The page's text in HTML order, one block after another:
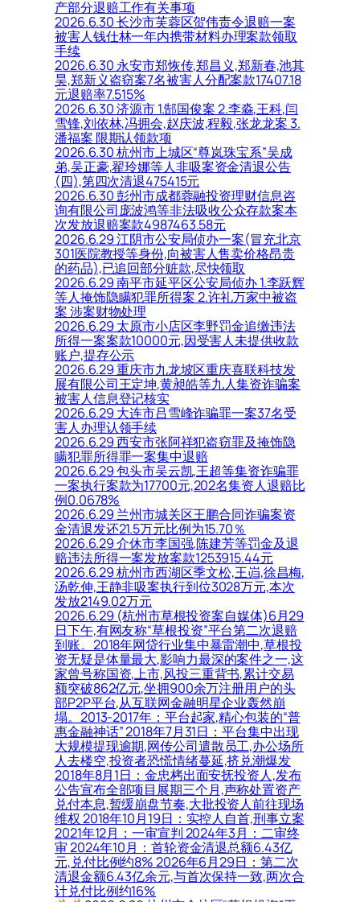
产部分退赔工作有关事项
2026.6.30 长沙市芙蓉区贺伟责令退赔一案
被害人钱仕林一年内携带材料办理案款领取
手续
2026.6.30 永安市郑恢传,郑昌义,郑新春,池其
昊,郑新义盗窃案7名被害人分配案款17407.18
元退赔率7.515%
2026.6.30 济源市 1.郜国俊案 2.李淼,王科,闫
雪锋,刘依林,冯拥会,赵庆波,程毅,张龙龙案 3.
潘福案 限期认领款项
2026.6.30 杭州市上城区“尊岚珠宝系”吴成
弟,吴正豪,翟玲娜等人非吸案资金清退公告
(四),第四次清退475415元
2026.6.30 彭州市成都蓉融投资理财信息咨
询有限公司庞波鸿等非法吸收公众存款案本
次发放退赔案款4987463.58元
2026.6.29 江阴市公安局侦办一案(冒充北京
301医院教授等身份,向被害人售卖价格昂贵
的药品),已追回部分赃款,尽快领取
2026.6.29 南平市延平区公安局侦办 1.李跃辉
等人掩饰隐瞒犯罪所得案 2.许礼万家中被盗
案 涉案财物处理
2026.6.29 太原市小店区李野罚金追缴违法
所得一案案款10000元,因受害人未提供收款
账户,提存公示
2026.6.29 重庆市九龙坡区重庆喜联科技发
展有限公司王定坤,黄昶皓等九人集资诈骗案
被害人信息登记核实
2026.6.29 大连市吕雪峰诈骗罪一案37名受
害人办理认领手续
2026.6.29 西安市张阿祥犯盗窃罪及掩饰隐
瞒犯罪所得罪一案集中退赔
2026.6.29 包头市吴云凯,王超等集资诈骗罪
一案执行案款为17700元,202名集资人退赔比
例0.0678%
2026.6.29 兰州市城关区王鹏合同诈骗案资
金清退发还21.5万元比例为15.70％
2026.6.29 介休市李国强,陈建芳等罚金及退
赔违法所得一案发放案款1253915.44元
2026.6.29 杭州市西湖区季文松,王岿,徐昌梅,
汤乾伸,王静非吸案执行到位3028万元,本次
发放2149.02万元
2026.6.29 (杭州市草根投资案自媒体)6月29
日下午,有网友称“草根投资”平台第二次退赔
到账。2018年网贷行业集中暴雷潮中,草根投
资无疑是体量最大,影响力最深的案件之一,这
家曾号称国资,上市,风投三重背书,累计交易
额突破862亿元,坐拥900余万注册用户的头
部P2P平台,从互联网金融明星企业轰然崩
塌。2013-2017年：平台起家,精心包装的“普
惠金融神话” 2018年7月31日：平台集中出现
大规模提现逾期,网传公司遣散员工,办公场所
人去楼空,投资者恐慌情绪蔓延,挤兑潮爆发
2018年8月1日：金忠栲出面安抚投资人,发布
公告宣布全部项目展期三个月,声称处置资产
兑付本息,暂缓崩盘节奏,大批投资人前往现场
维权 2018年10月19日：实控人自首,刑事立案
2021年12月：一审宣判 2024年3月：二审终
审 2024年10月：首轮资金清退总额6.43亿
元,兑付比例约8% 2026年6月29日：第二次
清退金额6.43亿余元,与首次保持一致,两次合
计兑付比例约16%